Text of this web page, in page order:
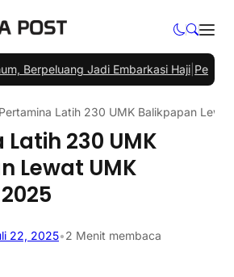
Jadi Embarkasi Haji|Pedagang
Pertamina Latih 230 UMK Balikpapan
230 UMK
Lewat UMK
22, 2025•2 Menit membaca